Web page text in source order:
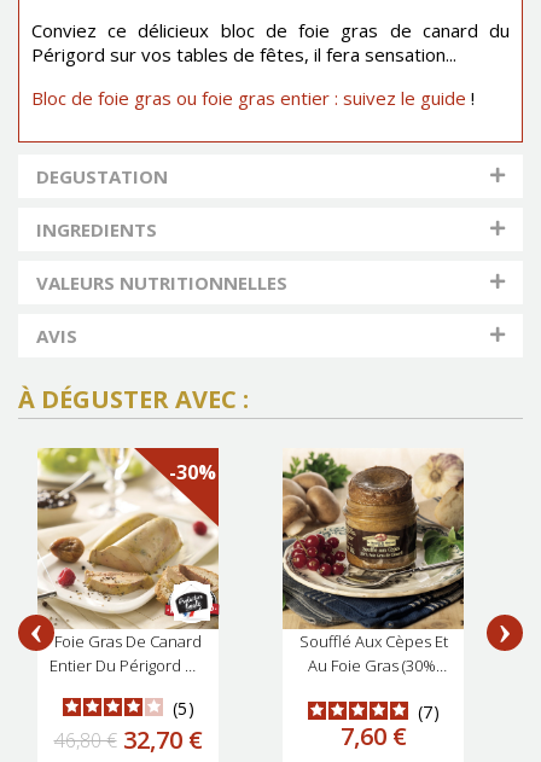
Conviez ce délicieux bloc de foie gras de canard du
Périgord sur vos tables de fêtes, il fera sensation...
Bloc de foie gras ou foie gras entier : suivez le guide !
DEGUSTATION
INGREDIENTS
VALEURS NUTRITIONNELLES
AVIS
À DÉGUSTER AVEC :
-30%
Foie Gras De Canard
Entier Du Périgord Mi-
Sichuan
5
Prix de base
46,80 €
Prix 32,70 €
Soufflé Aux Cèpes Et
Au Foie Gras (30%)
7
Prix
7,60 €